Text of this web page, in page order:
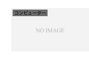
コンビューター